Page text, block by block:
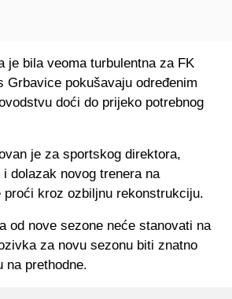
je bila veoma turbulentna za FK
Grbavice pokušavaju određenim
doći do prijeko potrebnog
je za sportskog direktora,
dolazak novog trenera na
kroz ozbiljnu rekonstrukciju.
od nove sezone neće stanovati na
za novu sezonu biti znatno
na prethodne.